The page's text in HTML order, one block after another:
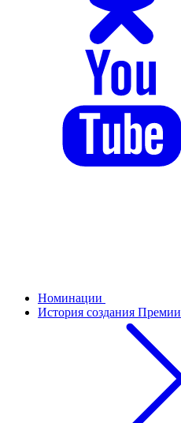
Номинации
История создания Премии